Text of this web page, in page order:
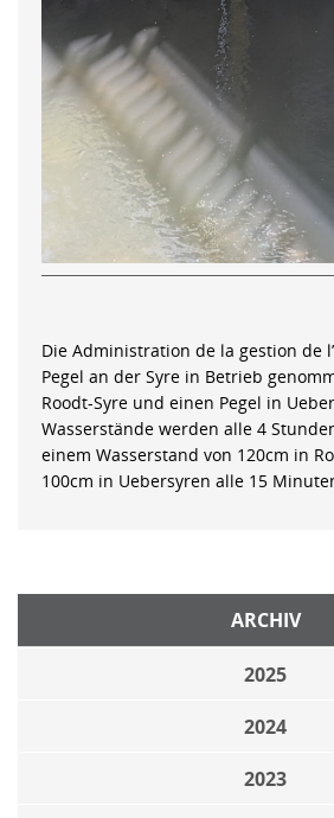
Die Administration de la gestion de
Pegel an der Syre in Betrieb
Roodt-Syre und einen Pegel in
Wasserstände werden alle 4
einem Wasserstand von 120cm in
100cm in Uebersyren alle 15
ARCHIV
2025
2024
2023